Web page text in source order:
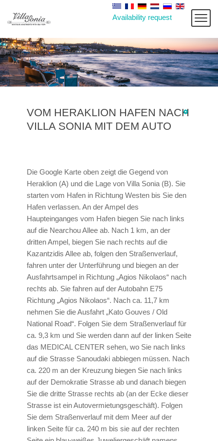
Availability request
VOM HERAKLION HAFEN NACH
VILLA SONIA MIT DEM AUTO
Die Google Karte oben zeigt die Gegend von
Heraklion (A) und die Lage von Villa Sonia (B). Sie
starten vom Hafen in Richtung Westen bis Sie den
Hafen verlassen. An der Ampel des
Haupteinganges vom Hafen biegen Sie nach links
auf die Nearchou Allee ab. Nach 1 km, an der
dritten Ampel, biegen Sie nach rechts auf die
Kazantzidis Allee ab, folgen den Straßenverlauf,
fahren unter der Unterführung und biegen an der
Ausfahrtsampel in Richtung „Agios Nikolaos“ nach
rechts ab. Sie fahren auf der Autobahn E75
Richtung „Agios Nikolaos“. Nach ca. 11,7 km
nehmen Sie die Ausfahrt „Kato Gouves / Old
National Road“. Folgen Sie dem Straßenverlauf für
ca. 9,3 km und Sie werden dann auf der linken Seite
das MEDICAL CENTER sehen, wo Sie nach links
auf die Strasse Sanoudaki abbiegen müssen. Nach
ca. 220 m an der Kreuzung biegen Sie nach links
auf der Demokratie Strasse ab und danach biegen
Sie die dritte Strasse rechts ab (an der Ecke dieser
Strasse ist ein Autovermietungsgeschäft). Folgen
Sie dem Straßenverlauf mit dem Meer auf der
linken Seite für ca. 240 m bis sie auf der rechten